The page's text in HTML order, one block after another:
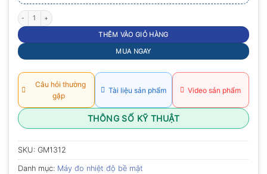
Máy đo nhiệt độ tiếp xúc 2 kênh Benetech GM1312 số lượng
THÊM VÀO GIỎ HÀNG
MUA NGAY
Câu hỏi thường
gặp
Tài liệu sản phẩm Video sản phẩm
THÔNG SỐ KỸ THUẬT
SKU: GM1312
Danh mục: Máy đo nhiệt độ bề mặt